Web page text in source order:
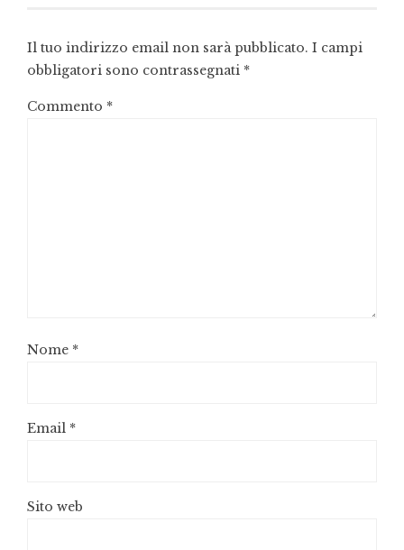
Il tuo indirizzo email non sarà pubblicato. I campi
obbligatori sono contrassegnati *
Commento *
Nome *
Email *
Sito web